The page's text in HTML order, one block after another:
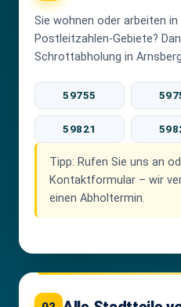
Sie wohnen oder arbeiten
Postleitzahlen-Gebiete?
Schrottabholung in
59755
59821
Tipp: Rufen Sie uns an
Kontaktformular – wir
einen Abholtermin.